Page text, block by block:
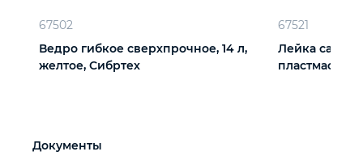
67502
Ведро гибкое сверхпрочное, 14 л,
желтое, Сибртех
67521
Лейка
Документы